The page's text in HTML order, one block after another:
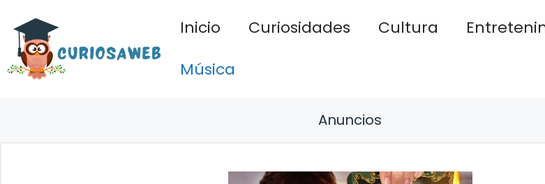
contenido
Inicio Curiosidades Cultura
Música
Anuncios